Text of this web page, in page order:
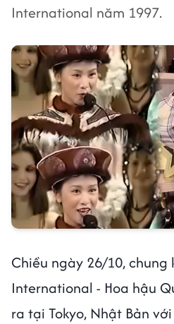
International năm 1997.
Chiều ngày 26/10, chung
International - Hoa hậu
ra tại Tokyo, Nhật Bản